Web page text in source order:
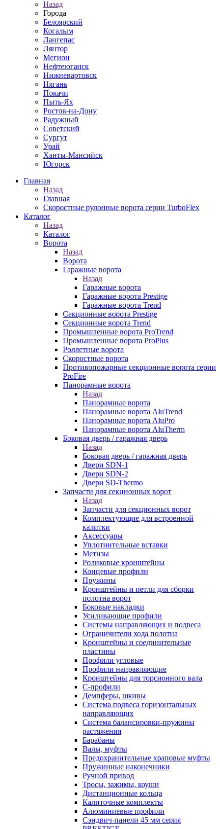
Назад
Города
Белоярский
Когалым
Лангепас
Лянтор
Мегион
Нефтеюганск
Нижневартовск
Нягань
Покачи
Пыть-Ях
Рoстов-на-Дону
Радужный
Советский
Сургут
Урай
Ханты-Мансийск
Югорск
Главная
Назад
Главная
Скоростные рулонные ворота серии TurboFlex
Каталог
Назад
Каталог
Ворота
Назад
Ворота
Гаражные ворота
Назад
Гаражные ворота
Гаражные ворота Prestige
Гаражные ворота Trend
Секционные ворота Prestige
Секционные ворота Trend
Промышленные ворота ProTrend
Промышленные ворота ProPlus
Роллетные ворота
Скоростные ворота
Противопожарные секционные ворота серии
ProFire
Панорамные ворота
Назад
Панорамные ворота
Панорамные ворота AluTrend
Панорамные ворота AluPro
Панорамные ворота AluTherm
Боковая дверь / гаражная дверь
Назад
Боковая дверь / гаражная дверь
Двери SDN-1
Двери SDN-2
Двери SD-Thermo
Запчасти для секционных ворот
Назад
Запчасти для секционных ворот
Комплектующие для встроенной
калитки
Аксессуары
Уплотнительные вставки
Метизы
Роликовые кронштейны
Концевые профили
Пружины
Кронштейны и петли для сборки
полотна ворот
Боковые накладки
Усиливающие профили
Системы направляющих и подвеса
Ограничители хода полотна
Кронштейны и соединительные
пластины
Профили угловые
Профили направляющие
Кронштейны для торсионного вала
С-профили
Демпферы, шкивы
Система подвеса горизонтальных
направляющих
Система балансировки-пружины
растяжения
Барабаны
Валы, муфты
Предохранительные храповые муфты
Пружинные наконечники
Ручной привод
Тросы, зажимы, коуши
Дистанционные кольца
Калиточные комплекты
Алюминиевые профили
Сэндвич-панели 45 мм серия